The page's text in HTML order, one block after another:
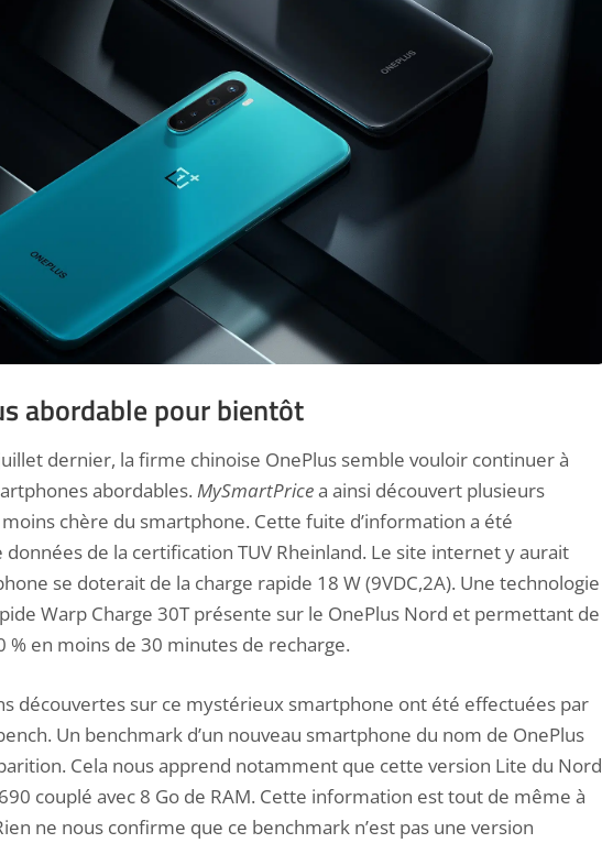
abordable pour bientôt
dernier, la firme chinoise OnePlus semble vouloir continuer à
abordables. MySmartPricea ainsi découvert plusieurs
chère du smartphone. Cette fuite d’information a été
de la certification TUV Rheinland. Le site internet y aurait
se doterait de la charge rapide 18 W (9VDC,2A). Une technologie
Warp Charge 30T présente sur le OnePlus Nord et permettant de
en moins de 30 minutes de recharge.
découvertes sur ce mystérieux smartphone ont été effectuées par
Un benchmark d’un nouveau smartphone du nom de OnePlus
Cela nous apprend notamment que cette version Lite du Nord
couplé avec 8 Go de RAM. Cette information est tout de même à
ne nous confirme que ce benchmark n’est pas une version